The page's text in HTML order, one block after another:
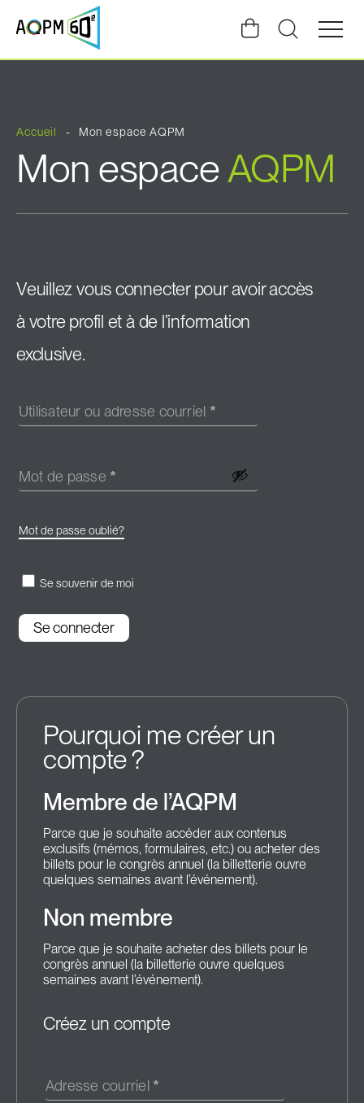
Ouvrir
la
du
Accueil Mon espace AQPM
Mon espaceAQPM
Veuillez vous connecter pour avoir accès
à votre profil et à de l’information
exclusive.
Utilisateur ou adresse courriel *
Mot de passe *
Mot de passe oublié?
Se souvenir de moi
Se connecter
Pourquoi me créer un
compte ?
Membre de l’AQPM
Parce que je souhaite accéder aux contenus
exclusifs (mémos, formulaires, etc.) ou acheter des
billets pour le congrès annuel (la billetterie ouvre
quelques semaines avant l’événement).
Non membre
Parce que je souhaite acheter des billets pour le
congrès annuel (la billetterie ouvre quelques
semaines avant l’événement).
Créez un compte
Adresse courriel *